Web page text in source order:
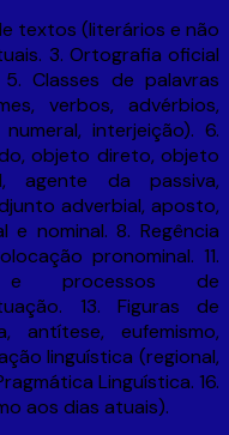
textos (literários e não
3. Ortografia oficial
Classes de palavras
verbos, advérbios,
interjeição). 6.
objeto direto, objeto
agente da passiva,
adverbial, aposto,
e nominal. 8. Regência
pronominal. 11.
e processos de
13. Figuras de
antítese, eufemismo,
linguística (regional,
Linguística. 16.
aos dias atuais).